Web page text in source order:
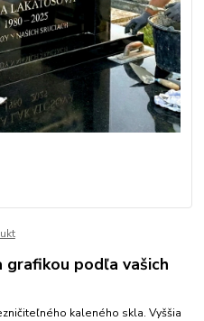
podľa vašich
kaleného skla. Vyššia